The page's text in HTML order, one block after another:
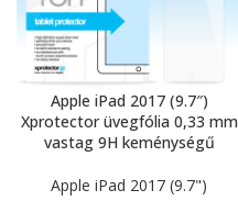
Apple iPad 2017 (9.7″)
Xprotector üvegfólia 0,33 mm
vastag 9H keménységű
Apple iPad 2017 (9.7")